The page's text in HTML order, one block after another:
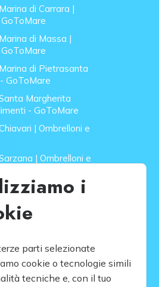
di Carrara |
di Massa |
di Pietrasanta
GoToMare
Margherita
- GoToMare
| Ombrelloni e
| Ombrelloni e
dei Marmi |
di Camaiore |
| Ombrelloni e
i
parti selezionate
cookie o tecnologie simili
tecniche e, con il tuo